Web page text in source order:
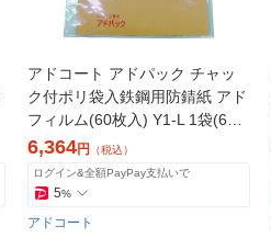
アドコート アドパック チャッ
ク付ポリ袋入鉄鋼用防錆紙 アド
フィルム(60枚入) Y1-L 1袋(60
枚) 375-0108（直送品）
6,364円
（税込）
ログイン&全額PayPay支払いで
5%
アドコート